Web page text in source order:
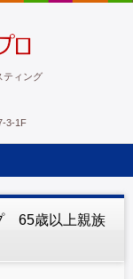
％
ティング
3-1F
65歳以上親族